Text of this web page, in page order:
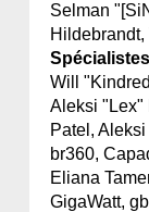
Selman
Will
Aleksi "Lex"
Patel,
br360,
Eliana
GigaWatt,